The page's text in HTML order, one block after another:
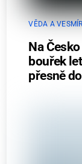
VĚDA A VESMÍR
Na
bouřek
přesně